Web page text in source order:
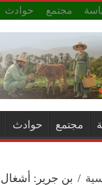
مجتمع حوادث
مجتمع حوادث
/ بن جرير: